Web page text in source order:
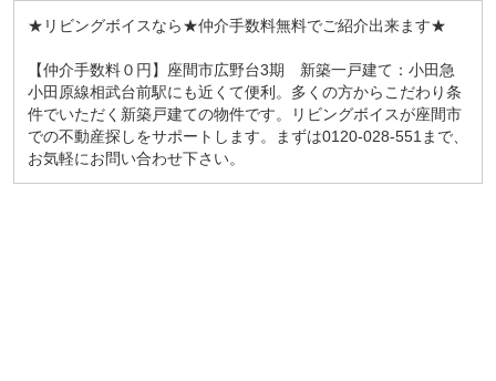
★リビングボイスなら★仲介手数料無料でご紹介出来ます★
【仲介手数料０円】座間市広野台3期 新築一戸建て：小田急
小田原線相武台前駅にも近くて便利。多くの方からこだわり条
件でいただく新築戸建ての物件です。リビングボイスが座間市
での不動産探しをサポートします。まずは0120-028-551まで、
お気軽にお問い合わせ下さい。